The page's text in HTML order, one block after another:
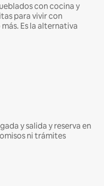
con cocina y
para vivir con
Es la alternativa
y salida y reserva en
ni trámites